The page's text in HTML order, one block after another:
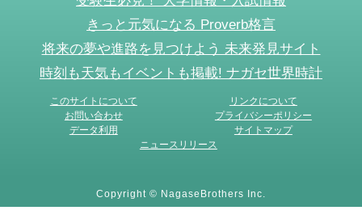
きっと元気になる Proverb格言
将来の夢や進路を見つけよう 未来発見サイト
時刻も天気もイベントも掲載! ナガセ世界時計
このサイトについて
リンクについて
お問い合わせ
プライバシーポリシー
データ利用
サイトマップ
ニュースリリース
Copyright © NagaseBrothers Inc.